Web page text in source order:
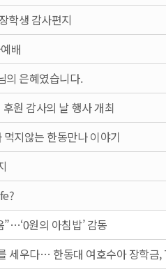
학생 감사편지
배
의 은혜였습니다.
원 감사의 날 행사 개최
지않는 한동만나 이야기
원의 아침밥’ 감동
세우다… 한동대 여호수아 장학금,